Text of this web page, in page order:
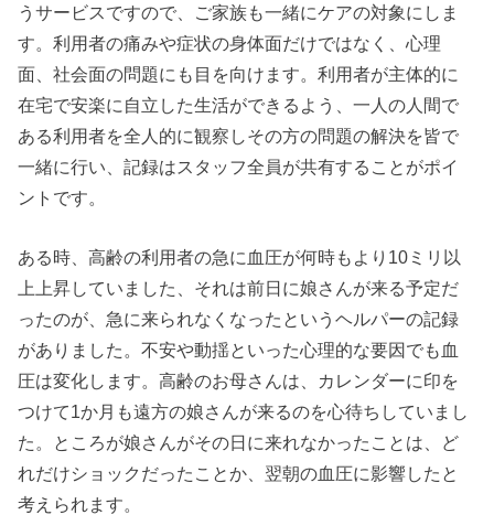
うサービスですので、ご家族も一緒にケアの対象にしま
す。利用者の痛みや症状の身体面だけではなく、心理
面、社会面の問題にも目を向けます。利用者が主体的に
在宅で安楽に自立した生活ができるよう、一人の人間で
ある利用者を全人的に観察しその方の問題の解決を皆で
一緒に行い、記録はスタッフ全員が共有することがポイ
ントです。
ある時、高齢の利用者の急に血圧が何時もより10ミリ以
上上昇していました、それは前日に娘さんが来る予定だ
ったのが、急に来られなくなったというヘルパーの記録
がありました。不安や動揺といった心理的な要因でも血
圧は変化します。高齢のお母さんは、カレンダーに印を
つけて1か月も遠方の娘さんが来るのを心待ちしていまし
た。ところが娘さんがその日に来れなかったことは、ど
れだけショックだったことか、翌朝の血圧に影響したと
考えられます。